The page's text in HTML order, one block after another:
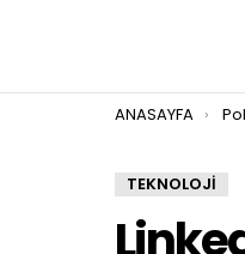
You are here:
ANASAYFA
TEKNOLOJİ